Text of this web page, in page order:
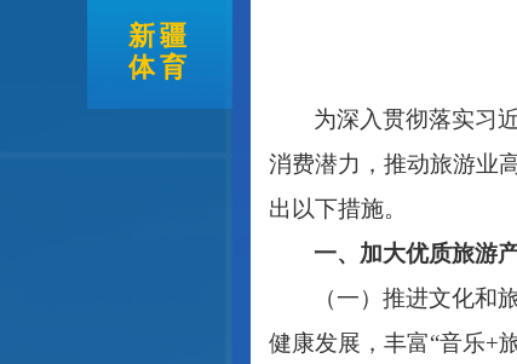
新疆
体育
为深入贯彻落实习
消费潜力，推动旅游业
出以下措施。
一、加大优质旅游
（一）推进文化和
健康发展，丰富“音乐+